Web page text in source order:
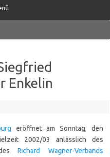
Enkelin
eröffnet am Sonntag, den
2002/03 anlässlich des
desRichard Wagner-Verbands